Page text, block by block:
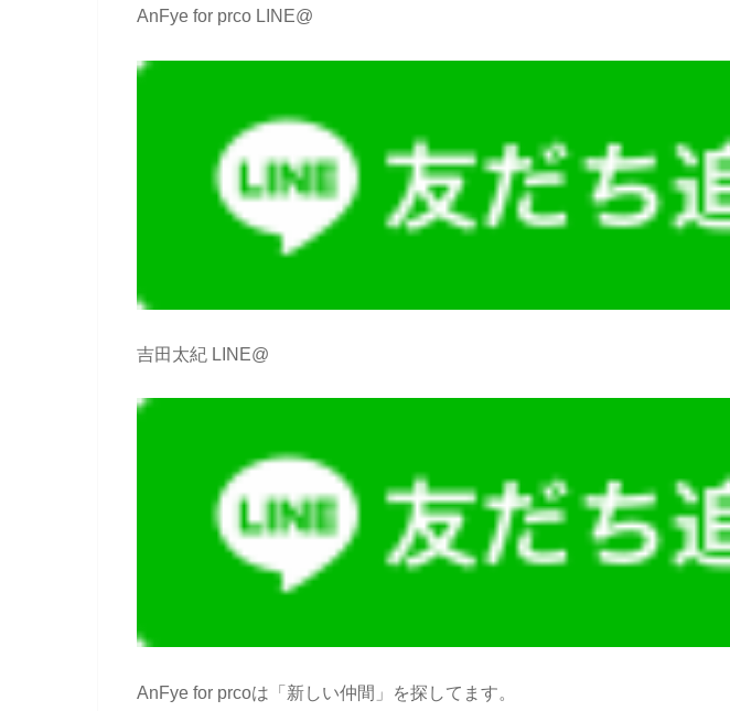
AnFye for prco LINE@
吉田太紀 LINE@
AnFye for prcoは「新しい仲間」を探してます。